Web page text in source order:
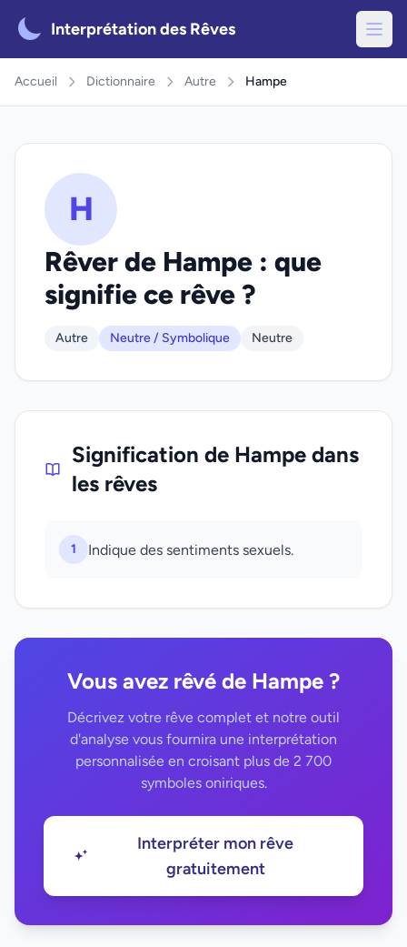
Interprétation des Rêves
Accueil Dictionnaire Autre Hampe
H
Rêver de Hampe : que
signifie ce rêve ?
Autre Neutre / Symbolique Neutre
Signification de Hampe dans
les rêves
1 Indique des sentiments sexuels.
Vous avez rêvé de Hampe ?
Décrivez votre rêve complet et notre outil
d'analyse vous fournira une interprétation
personnalisée en croisant plus de 2 700
symboles oniriques.
Interpréter mon rêve
gratuitement